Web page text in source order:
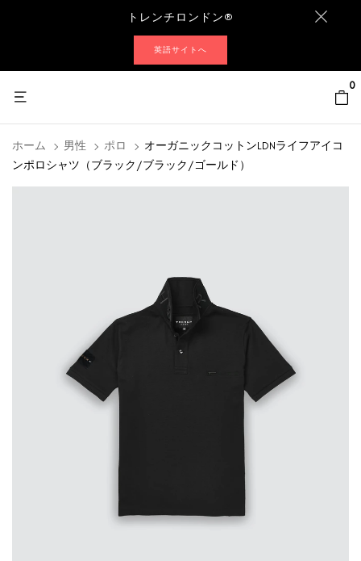
トレンチロンドン®
英語サイトへ
0
ホーム 男性 ポロ
オーガニックコットンLDNライフアイコ
ンポロシャツ（ブラック/ブラック/ゴールド）